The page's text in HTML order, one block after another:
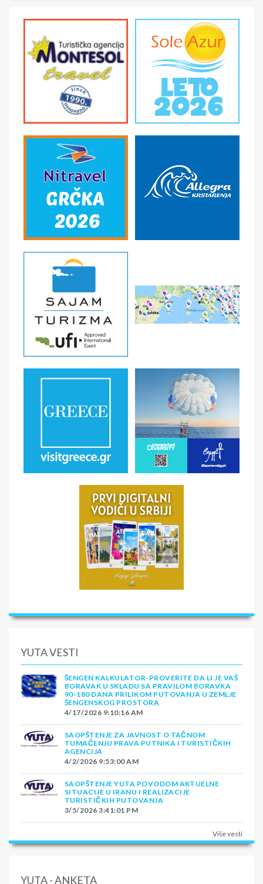
YUTA VESTI
ŠENGEN KALKULATOR-PROVERITE DA LI JE VAŠ
BORAVAK U SKLADU SA PRAVILOM BORAVKA
90-180 DANA PRILIKOM PUTOVANJA U ZEMLJE
ŠENGENSKOG PROSTORA
4/17/2026 9:10:16 AM
SAOPŠTENJE ZA JAVNOST O TAČNOM
TUMAČENJU PRAVA PUTNIKA I TURISTIČKIH
AGENCIJA
4/2/2026 9:53:00 AM
SAOPŠTENJE YUTA POVODOM AKTUELNE
SITUACIJE U IRANU I REALIZACIJE
TURISTIČKIH PUTOVANJA
3/5/2026 3:41:01 PM
Više vesti
YUTA - ANKETA